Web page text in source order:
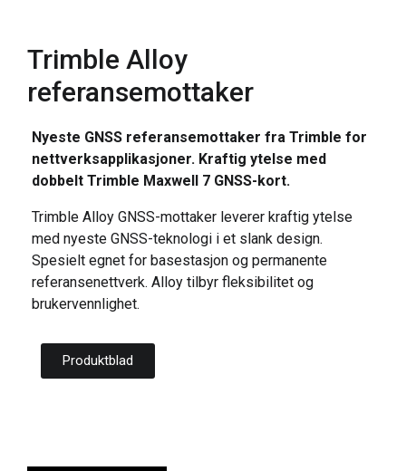
Trimble Alloy
referansemottaker
Nyeste GNSS referansemottaker fra Trimble for
nettverksapplikasjoner. Kraftig ytelse med
dobbelt Trimble Maxwell 7 GNSS-kort.
Trimble Alloy GNSS-mottaker leverer kraftig ytelse
med nyeste GNSS-teknologi i et slank design.
Spesielt egnet for basestasjon og permanente
referansenettverk. Alloy tilbyr fleksibilitet og
brukervennlighet.
Produktblad